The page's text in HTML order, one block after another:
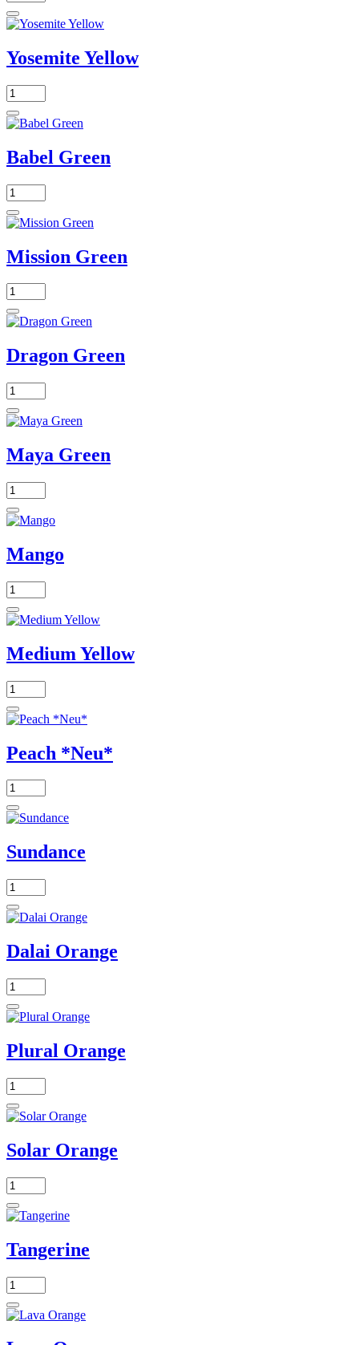
Yosemite Yellow
Babel Green
Mission Green
Dragon Green
Maya Green
Mango
Medium Yellow
Peach *Neu*
Sundance
Dalai Orange
Plural Orange
Solar Orange
Tangerine